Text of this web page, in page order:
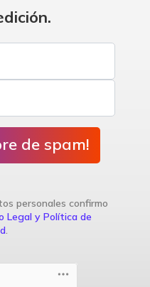
de spam!
personales confirmo
Legal y Política de
.